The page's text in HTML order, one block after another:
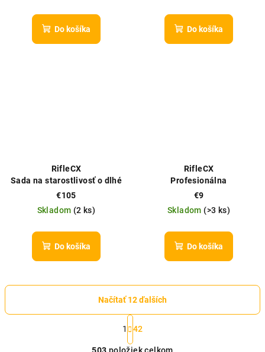
Do košíka Do košíka
Sada na starostlivosť o dlhé
zbrane (Rifle Care Set)
RifleCX
€105
Skladom (2 ks)
Do košíka
Profesionálna
mikrovláknová leštiaca
Towel)
RifleCX
€9
Skladom (>3 ks)
Do košíka
O
Načítať 12 ďalších
S
t
r
1 42